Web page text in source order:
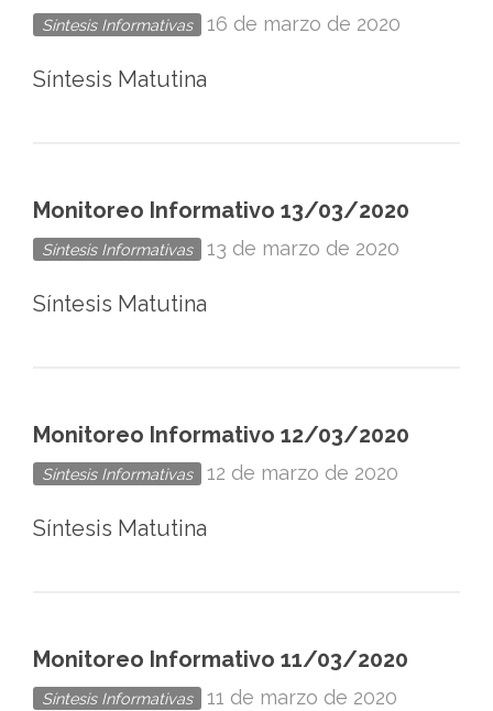
Síntesis Informativas 16 de marzo de 2020
Síntesis Matutina
Monitoreo Informativo 13/03/2020
Síntesis Informativas 13 de marzo de 2020
Síntesis Matutina
Monitoreo Informativo 12/03/2020
Síntesis Informativas 12 de marzo de 2020
Síntesis Matutina
Monitoreo Informativo 11/03/2020
Síntesis Informativas 11 de marzo de 2020